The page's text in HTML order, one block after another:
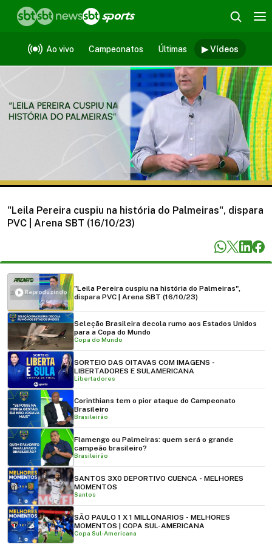
Ao vivo Campeonatos Últimas ▶ Vídeos
Vídeos
"Leila Pereira cuspiu na história do Palmeiras", dispara
PVC | Arena SBT (16/10/23)
Reproduzindo
"Leila Pereira cuspiu na história do Palmeiras",
dispara PVC | Arena SBT (16/10/23)
Seleção Brasileira decola rumo aos Estados Unidos
para a Copa do Mundo
Copa do Mundo
SORTEIO DAS OITAVAS COM IMAGENS -
LIBERTADORES E SULAMERICANA
Libertadores
Corinthians tem o pior ataque do Campeonato
Brasileiro
Brasileirão
Flamengo ou Palmeiras: quem será o grande
campeão brasileiro?
Brasileirão
SANTOS 3X0 DEPORTIVO CUENCA - MELHORES
MOMENTOS
Santos
SÃO PAULO 1 X 1 MILLONARIOS - MELHORES
MOMENTOS | COPA SUL-AMERICANA
Copa Sul-Americana